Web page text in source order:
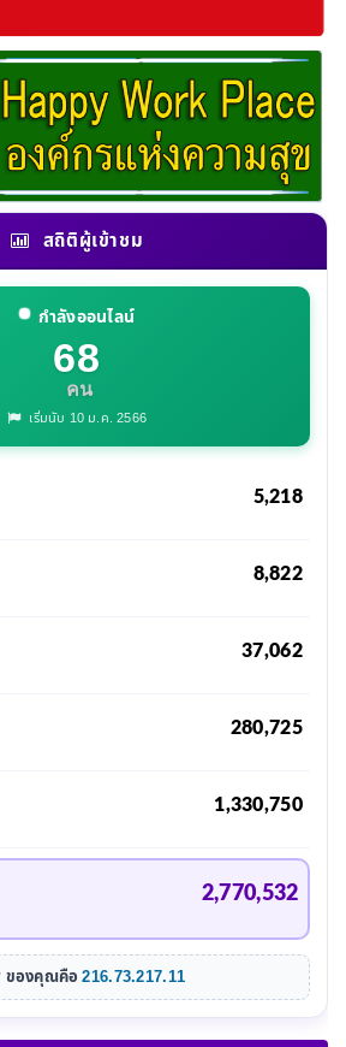
สถิติผู้เข้าชม
กำลังออนไลน์
68
คน
เริ่มนับ 10 ม.ค. 2566
5,218
8,822
37,062
280,725
1,330,750
2,770,532
ของคุณคือ216.73.217.11